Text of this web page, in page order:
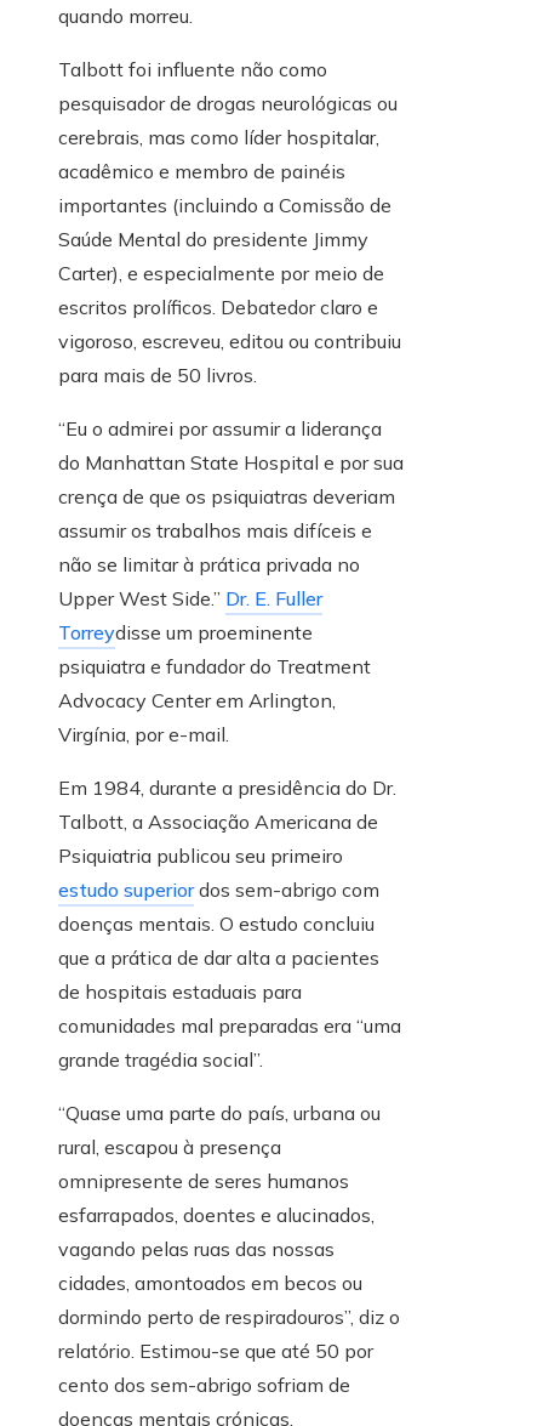
quando morreu.
Talbott foi influente não como
pesquisador de drogas neurológicas ou
cerebrais, mas como líder hospitalar,
acadêmico e membro de painéis
importantes (incluindo a Comissão de
Saúde Mental do presidente Jimmy
Carter), e especialmente por meio de
escritos prolíficos. Debatedor claro e
vigoroso, escreveu, editou ou contribuiu
para mais de 50 livros.
“Eu o admirei por assumir a liderança
do Manhattan State Hospital e por sua
crença de que os psiquiatras deveriam
assumir os trabalhos mais difíceis e
não se limitar à prática privada no
Upper West Side.” Dr. E. Fuller
Torreydisse um proeminente
psiquiatra e fundador do Treatment
Advocacy Center em Arlington,
Virgínia, por e-mail.
Em 1984, durante a presidência do Dr.
Talbott, a Associação Americana de
Psiquiatria publicou seu primeiro
estudo superiordos sem-abrigo com
doenças mentais. O estudo concluiu
que a prática de dar alta a pacientes
de hospitais estaduais para
comunidades mal preparadas era “uma
grande tragédia social”.
“Quase uma parte do país, urbana ou
rural, escapou à presença
omnipresente de seres humanos
esfarrapados, doentes e alucinados,
vagando pelas ruas das nossas
cidades, amontoados em becos ou
dormindo perto de respiradouros”, diz o
relatório. Estimou-se que até 50 por
cento dos sem-abrigo sofriam de
doenças mentais crónicas.